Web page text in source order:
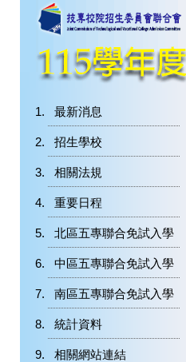
最新消息
招生學校
相關法規
重要日程
北區五專聯合免試入學
中區五專聯合免試入學
南區五專聯合免試入學
統計資料
相關網站連結